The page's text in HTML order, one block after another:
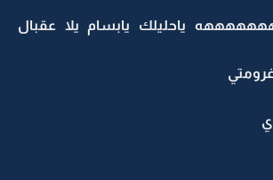
ياحليلك يابسام يلا عقبال